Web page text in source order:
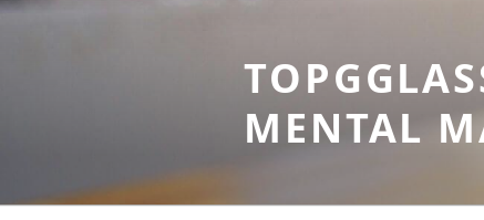
Skip
MENTAL